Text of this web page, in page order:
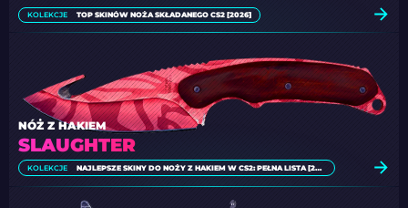
KOLEKCJE TOP SKINÓW NOŻA SKŁADANEGO CS2 [2026]
SLAUGHTER
NÓŻ Z HAKIEM
KOLEKCJE NAJLEPSZE SKINY DO NOŻY Z HAKIEM W CS2: PEŁNA LISTA [2026]